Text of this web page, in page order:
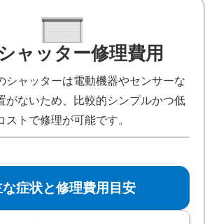
ャッター修理費用
シャッターは電動機器やセンサーな
がないため、比較的シンプルかつ低
ストで修理が可能です。
な症状と修理費用目安